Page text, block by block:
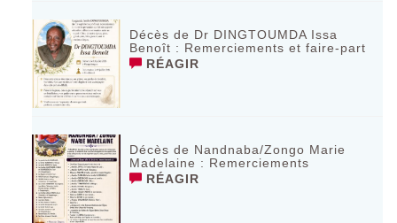
Décès de Dr DINGTOUMDA Issa
Benoît : Remerciements et faire-part
RÉAGIR
Décès de Nandnaba/Zongo Marie
Madelaine : Remerciements
RÉAGIR